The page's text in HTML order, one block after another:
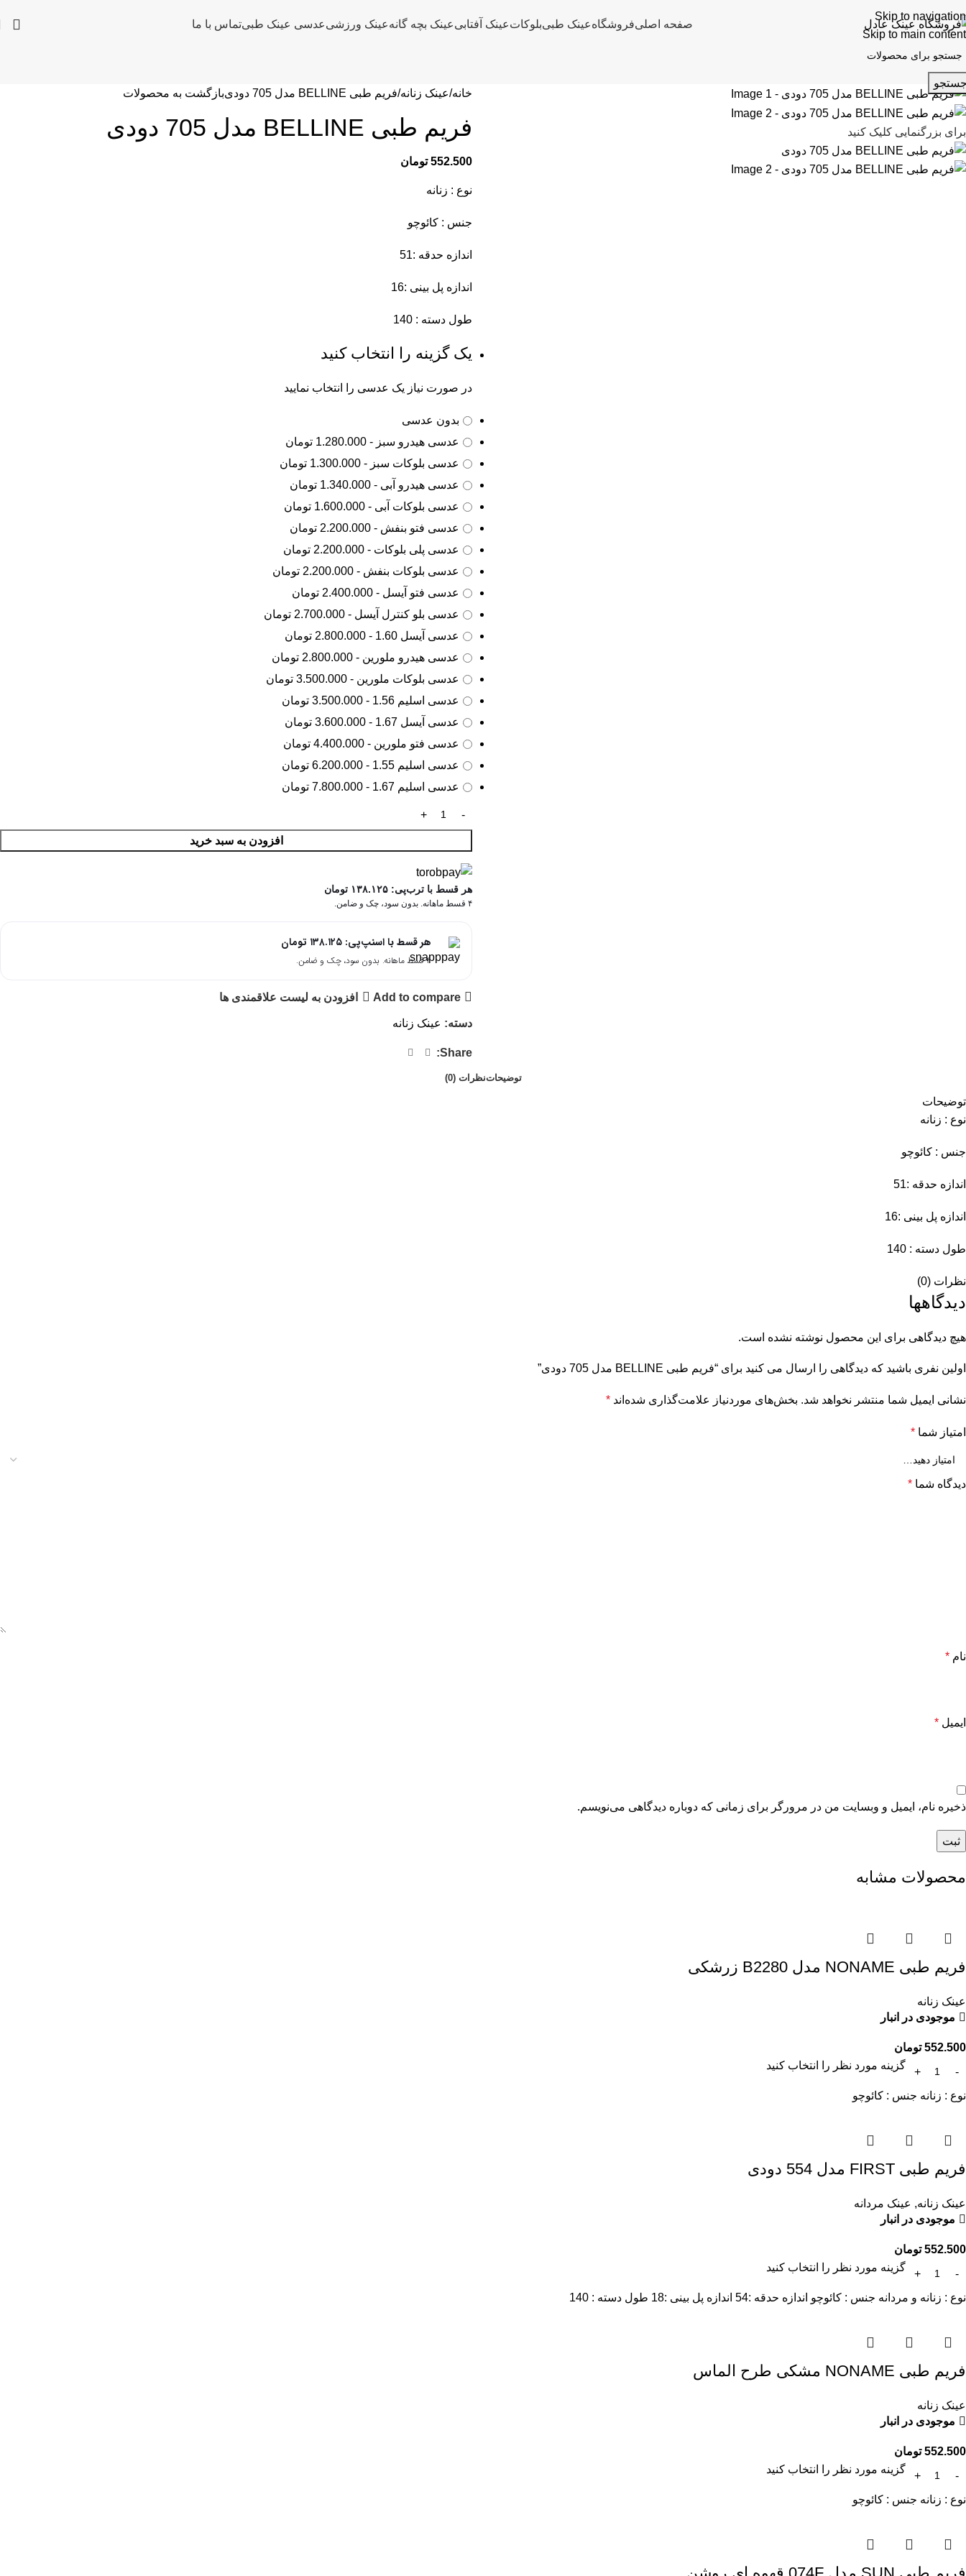
Skip to navigation
Skip to main content
صفحه اصلیفروشگاهعینک طبیبلوکاتعینک آفتابیعینک بچه گانهعینک ورزشیعدسی عینک طبیتماس با ما
برای بزرگنمایی کلیک کنید
خانه عینک زنانه فریم طبی BELLINE مدل 705 دودی بازگشت به محصولات
فریم طبی BELLINE مدل 705 دودی
552.500 تومان
نوع : زنانه
جنس : کائوچو
اندازه حدقه :51
اندازه پل بینی :16
طول دسته : 140
یک گزینه را انتخاب کنید
در صورت نیاز یک عدسی را انتخاب نمایید
بدون عدسی
عدسی هیدرو سبز - 1.280.000 تومان
عدسی بلوکات سبز - 1.300.000 تومان
عدسی هیدرو آبی - 1.340.000 تومان
عدسی بلوکات آبی - 1.600.000 تومان
عدسی فتو بنفش - 2.200.000 تومان
عدسی پلی بلوکات - 2.200.000 تومان
عدسی بلوکات بنفش - 2.200.000 تومان
عدسی فتو آیسل - 2.400.000 تومان
عدسی بلو کنترل آیسل - 2.700.000 تومان
عدسی آیسل 1.60 - 2.800.000 تومان
عدسی هیدرو ملورین - 2.800.000 تومان
عدسی بلوکات ملورین - 3.500.000 تومان
عدسی اسلیم 1.56 - 3.500.000 تومان
عدسی آیسل 1.67 - 3.600.000 تومان
عدسی فتو ملورین - 4.400.000 تومان
عدسی اسلیم 1.55 - 6.200.000 تومان
عدسی اسلیم 1.67 - 7.800.000 تومان
افزودن به سبد خرید
هر قسط با ترب‌پی: ۱۳۸.۱۲۵ تومان
۴ قسط ماهانه. بدون سود، چک و ضامن.
هر قسط با اسنپ‌پی: ۱۳۸.۱۲۵ تومان
۴ قسط ماهانه. بدون سود، چک و ضامن.
Add to compare افزودن به لیست علاقمندی ها
دسته: عینک زنانه
Share:
توضیحاتنظرات (0)
توضیحات
نوع : زنانه
جنس : کائوچو
اندازه حدقه :51
اندازه پل بینی :16
طول دسته : 140
نظرات (0)
دیدگاهها
هیچ دیدگاهی برای این محصول نوشته نشده است.
اولین نفری باشید که دیدگاهی را ارسال می کنید برای “فریم طبی BELLINE مدل 705 دودی”
نشانی ایمیل شما منتشر نخواهد شد. بخش‌های موردنیاز علامت‌گذاری شده‌اند *
امتیاز شما *
دیدگاه شما *
نام *
ایمیل *
ذخیره نام، ایمیل و وبسایت من در مرورگر برای زمانی که دوباره دیدگاهی می‌نویسم.
محصولات مشابه
فریم طبی NONAME مدل B2280 زرشکی
عینک زنانه
موجودی در انبار
552.500 تومان
گزینه مورد نظر را انتخاب کنید
نوع : زنانه جنس : کائوچو
فریم طبی FIRST مدل 554 دودی
عینک زنانه, عینک مردانه
موجودی در انبار
552.500 تومان
گزینه مورد نظر را انتخاب کنید
نوع : زنانه و مردانه جنس : کائوچو اندازه حدقه :54 اندازه پل بینی :18 طول دسته : 140
فریم طبی NONAME مشکی طرح الماس
عینک زنانه
موجودی در انبار
552.500 تومان
گزینه مورد نظر را انتخاب کنید
نوع : زنانه جنس : کائوچو